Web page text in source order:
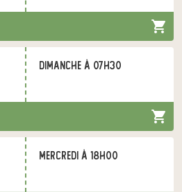
dimanche à 07h30
mercredi à 18h00